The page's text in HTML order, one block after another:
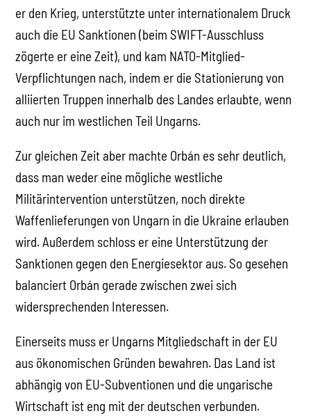
er den Krieg, unterstützte unter internationalem Druck
auch die EU Sanktionen (beim SWIFT-Ausschluss
zögerte er eine Zeit), und kam NATO-Mitglied-
Verpflichtungen nach, indem er die Stationierung von
alliierten Truppen innerhalb des Landes erlaubte, wenn
auch nur im westlichen Teil Ungarns.
Zur gleichen Zeit aber machte Orbán es sehr deutlich,
dass man weder eine mögliche westliche
Militärintervention unterstützen, noch direkte
Waffenlieferungen von Ungarn in die Ukraine erlauben
wird. Außerdem schloss er eine Unterstützung der
Sanktionen gegen den Energiesektor aus. So gesehen
balanciert Orbán gerade zwischen zwei sich
widersprechenden Interessen.
Einerseits muss er Ungarns Mitgliedschaft in der EU
aus ökonomischen Gründen bewahren. Das Land ist
abhängig von EU-Subventionen und die ungarische
Wirtschaft ist eng mit der deutschen verbunden.